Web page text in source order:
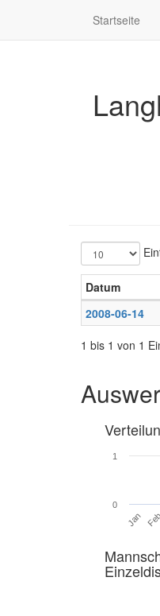
Startseite
Datum
2008-06-14
1 bis 1 von 1
Jan Feb
0
1